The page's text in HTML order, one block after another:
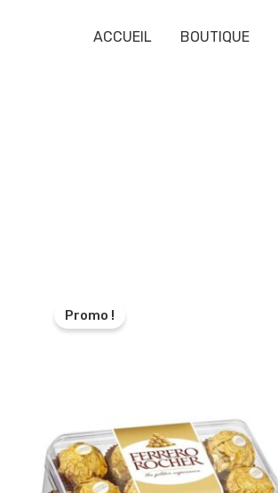
ACCUEIL BOUTIQUE
Promo !